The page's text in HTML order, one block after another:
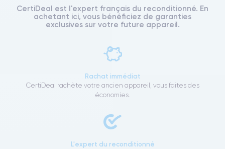
CertiDeal est l'expert français du reconditionné. En
achetant ici, vous bénéficiez de garanties
exclusives sur votre future appareil.
Rachat immédiat
CertiDeal rachète votre ancien appareil, vous faites des
économies.
L'expert du reconditionné